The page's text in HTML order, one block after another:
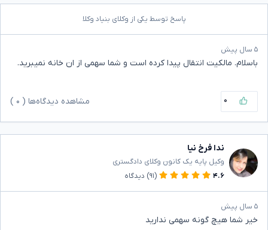
پاسخ توسط یکی از وکلای بنیاد وکلا
۵ سال پیش
باسلام. مالکیت انتقال پیدا کرده است و شما سهمی از ان خانه نمیبرید.
۰ مشاهده دیدگاه‌ها ( ۰
ندا فرخ نیا
وکیل پایه یک کانون وکلای دادگستری
۴.۶
(۹۱) دیدگاه
۵ سال پیش
خیر شما هیچ گونه سهمی ندارید